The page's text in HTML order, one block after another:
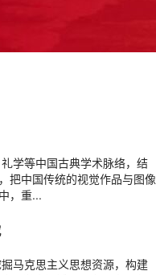
学等中国古典学术脉络，结
把中国传统的视觉作品与图像
，重...
马克思主义思想资源，构建